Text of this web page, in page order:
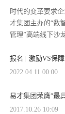
时代的变革要求
才集团主办的“数
管理”高端线下沙
报名 | 激励VS保
2022.04.11 00:00
易才集团荣膺“最
2017.10.26 10:09